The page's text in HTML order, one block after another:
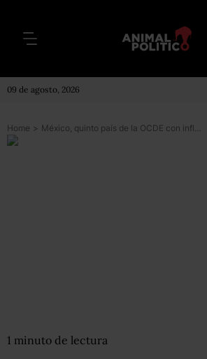
09 de agosto, 2026
Home > México, quinto país de la OCDE con inflación más alta
1 minuto de lectura